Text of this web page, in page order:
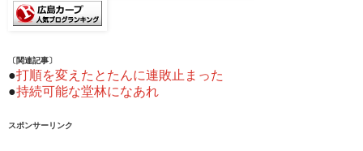
〔関連記事〕
●打順を変えたとたんに連敗止まった
●持続可能な堂林になあれ
スポンサーリンク